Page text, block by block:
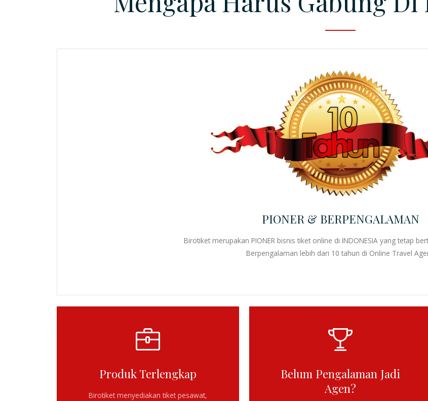
PIONER & BERPENGALAMAN
Birotiket merupakan PIONER bisnis tiket online di INDONESIA yang tetap
Berpengalaman lebih dari 10 tahun di Online Travel
Produk Terlengkap
Birotiket menyediakan tiket pesawat,
Belum Pengalaman Jadi
Agen?